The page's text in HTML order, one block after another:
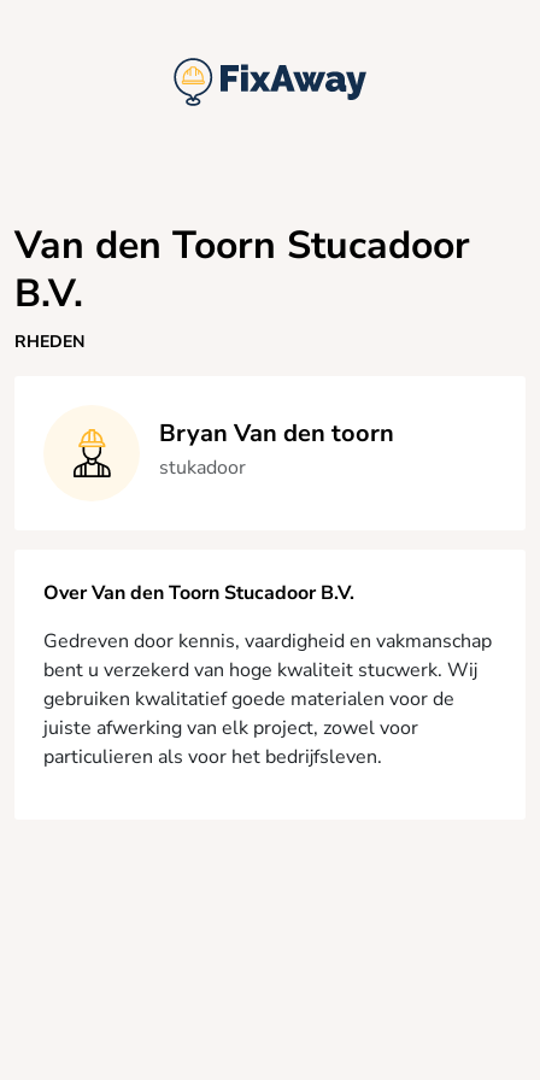
Van den Toorn Stucadoor
B.V.
RHEDEN
Bryan Van den toorn
stukadoor
Over Van den Toorn Stucadoor B.V.
Gedreven door kennis, vaardigheid en vakmanschap
bent u verzekerd van hoge kwaliteit stucwerk. Wij
gebruiken kwalitatief goede materialen voor de
juiste afwerking van elk project, zowel voor
particulieren als voor het bedrijfsleven.